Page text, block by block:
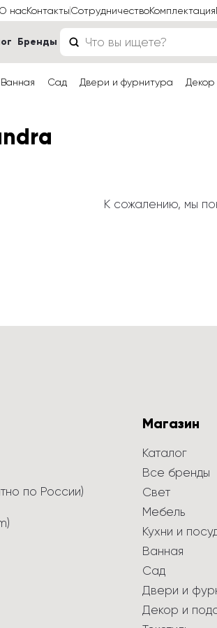
О насКонтактыСотрудничествоКомплектация
Бренды
Ванная Сад Двери и фурнитура Декор
К сожалению, мы
по России)
Магазин
Каталог
Все бренды
Свет
Мебель
Кухни и
Ванная
Сад
Двери и
Декор и